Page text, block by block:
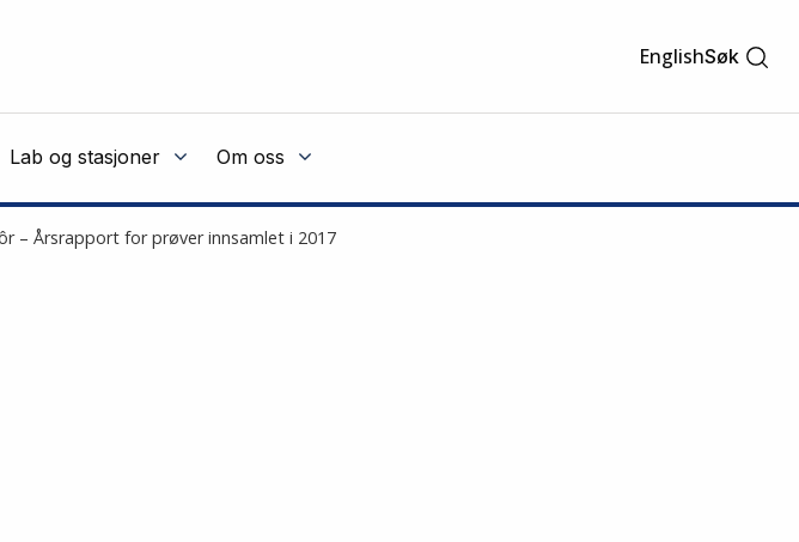
EnglishSøk
Lab og stasjoner Om oss
– Årsrapport for prøver innsamlet i 2017